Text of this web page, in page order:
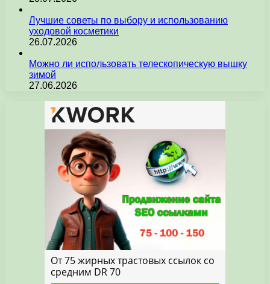
Лучшие советы по выбору и использованию
уходовой косметики
26.07.2026
Можно ли использовать телескопическую вышку
зимой
27.06.2026